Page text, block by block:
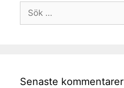
Senaste kommentarer